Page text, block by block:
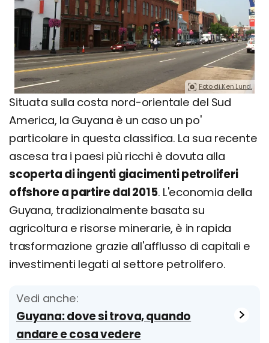
Foto di Ken Lund.
Situata sulla costa nord-orientale del Sud
America, la Guyana è un caso un po'
particolare in questa classifica. La sua recente
ascesa tra i paesi più ricchi è dovuta alla
scoperta di ingenti giacimenti petroliferi
offshore a partire dal 2015. L'economia della
Guyana, tradizionalmente basata su
agricoltura e risorse minerarie, è in rapida
trasformazione grazie all'afflusso di capitali e
investimenti legati al settore petrolifero.
Vedi anche:
Guyana: dove si trova, quando
andare e cosa vedere